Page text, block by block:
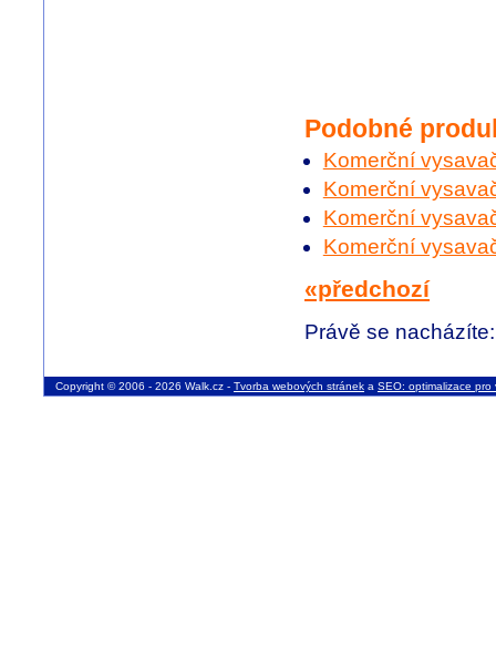
Podobné
Komerční
Komerční
Komerční
Komerční
«předchozí
Právě se
Copyright © 2006 - 2026 Walk.cz - Tvorba webových stránek a SEO: optimalizace pro